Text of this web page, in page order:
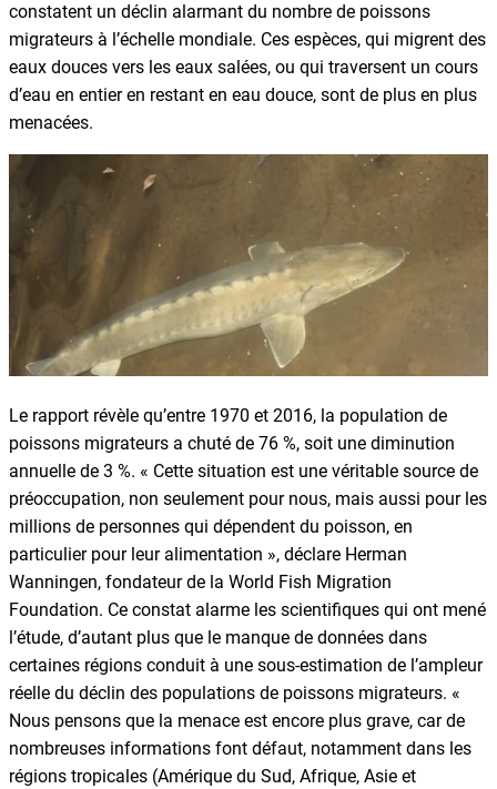
constatent un déclin alarmant du nombre de poissons
migrateurs à l’échelle mondiale. Ces espèces, qui migrent des
eaux douces vers les eaux salées, ou qui traversent un cours
d’eau en entier en restant en eau douce, sont de plus en plus
menacées.
Le rapport révèle qu’entre 1970 et 2016, la population de
poissons migrateurs a chuté de 76 %, soit une diminution
annuelle de 3 %. « Cette situation est une véritable source de
préoccupation, non seulement pour nous, mais aussi pour les
millions de personnes qui dépendent du poisson, en
particulier pour leur alimentation », déclare Herman
Wanningen, fondateur de la World Fish Migration
Foundation. Ce constat alarme les scientifiques qui ont mené
l’étude, d’autant plus que le manque de données dans
certaines régions conduit à une sous-estimation de l’ampleur
réelle du déclin des populations de poissons migrateurs. «
Nous pensons que la menace est encore plus grave, car de
nombreuses informations font défaut, notamment dans les
régions tropicales (Amérique du Sud, Afrique, Asie et